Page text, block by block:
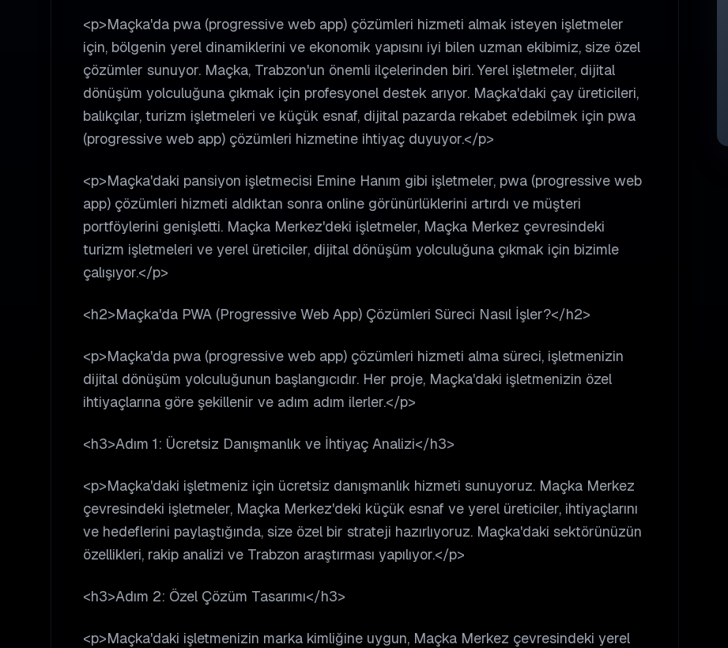
<p>Maçka'da pwa (progressive web app) çözümleri hizmeti almak isteyen işletmeler
için, bölgenin yerel dinamiklerini ve ekonomik yapısını iyi bilen uzman ekibimiz, size özel
çözümler sunuyor. Maçka, Trabzon'un önemli ilçelerinden biri. Yerel işletmeler, dijital
dönüşüm yolculuğuna çıkmak için profesyonel destek arıyor. Maçka'daki çay üreticileri,
balıkçılar, turizm işletmeleri ve küçük esnaf, dijital pazarda rekabet edebilmek için pwa
(progressive web app) çözümleri hizmetine ihtiyaç duyuyor.</p>
<p>Maçka'daki pansiyon işletmecisi Emine Hanım gibi işletmeler, pwa (progressive web
app) çözümleri hizmeti aldıktan sonra online görünürlüklerini artırdı ve müşteri
portföylerini genişletti. Maçka Merkez'deki işletmeler, Maçka Merkez çevresindeki
turizm işletmeleri ve yerel üreticiler, dijital dönüşüm yolculuğuna çıkmak için bizimle
çalışıyor.</p>
<h2>Maçka'da PWA (Progressive Web App) Çözümleri Süreci Nasıl İşler?</h2>
<p>Maçka'da pwa (progressive web app) çözümleri hizmeti alma süreci, işletmenizin
dijital dönüşüm yolculuğunun başlangıcıdır. Her proje, Maçka'daki işletmenizin özel
ihtiyaçlarına göre şekillenir ve adım adım ilerler.</p>
<h3>Adım 1: Ücretsiz Danışmanlık ve İhtiyaç Analizi</h3>
<p>Maçka'daki işletmeniz için ücretsiz danışmanlık hizmeti sunuyoruz. Maçka Merkez
çevresindeki işletmeler, Maçka Merkez'deki küçük esnaf ve yerel üreticiler, ihtiyaçlarını
ve hedeflerini paylaştığında, size özel bir strateji hazırlıyoruz. Maçka'daki sektörünüzün
özellikleri, rakip analizi ve Trabzon araştırması yapılıyor.</p>
<h3>Adım 2: Özel Çözüm Tasarımı</h3>
<p>Maçka'daki işletmenizin marka kimliğine uygun, Maçka Merkez çevresindeki yerel